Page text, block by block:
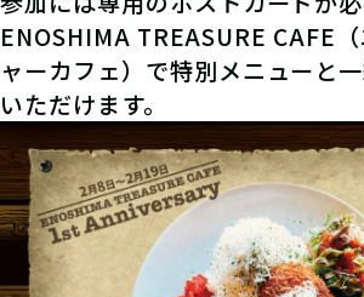
ENOSHIMA TREASURE CAFE
ャーカフェ）で特別メニューと
いただけます。